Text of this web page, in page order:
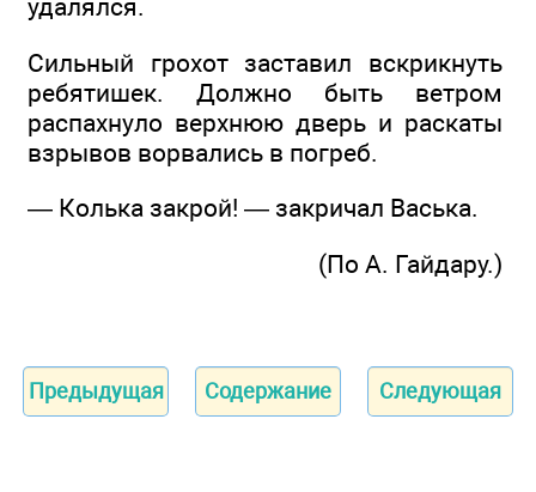
удалялся.
Сильный грохот заставил вскрикнуть
ребятишек. Должно быть ветром
распахнуло верхнюю дверь и раскаты
взрывов ворвались в погреб.
— Колька закрой! — закричал Васька.
(По А. Гайдару.)
Предыдущая Содержание Следующая